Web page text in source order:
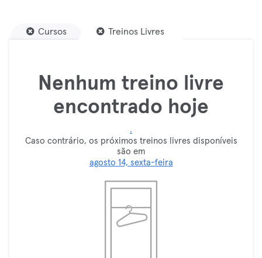
Cursos Treinos Livres
Nenhum treino livre
encontrado hoje
.
Caso contrário, os próximos treinos livres disponíveis
são em
agosto 14, sexta-feira